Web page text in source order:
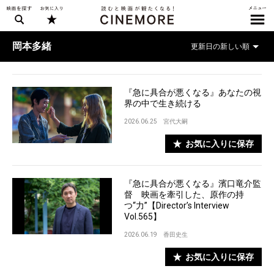
岡本多緒
『急に具合が悪くなる』あなたの視
界の中で生き続ける
2026.06.25 宮代大嗣
お気に入りに保存
『急に具合が悪くなる』濱口竜介監
督 映画を牽引した、原作の持
つ“力”【Director’s Interview
Vol.565】
2026.06.19 香田史生
お気に入りに保存